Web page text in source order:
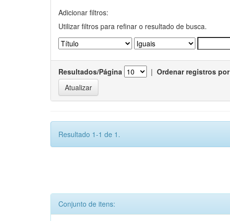
Adicionar filtros:
Utilizar filtros para refinar o resultado de busca.
Resultados/Página | Ordenar registros por
Resultado 1-1 de 1.
Conjunto de itens: